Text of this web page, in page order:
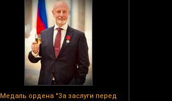
Медаль ордена "За заслуги перед